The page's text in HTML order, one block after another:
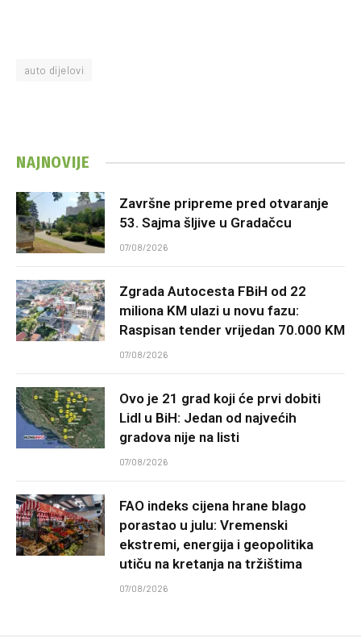
auto dijelovi
NAJNOVIJE
Završne pripreme pred otvaranje
53. Sajma šljive u Gradačcu
07/08/2026
Zgrada Autocesta FBiH od 22
miliona KM ulazi u novu fazu:
Raspisan tender vrijedan 70.000 KM
07/08/2026
Ovo je 21 grad koji će prvi dobiti
Lidl u BiH: Jedan od najvećih
gradova nije na listi
07/08/2026
FAO indeks cijena hrane blago
porastao u julu: Vremenski
ekstremi, energija i geopolitika
utiču na kretanja na tržištima
07/08/2026